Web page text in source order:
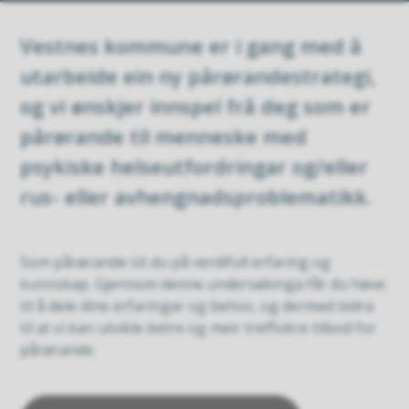
Vestnes kommune er i gang med å
utarbeide ein ny pårørandestrategi,
og vi ønskjer innspel frå deg som er
pårørande til menneske med
psykiske helseutfordringar og/eller
rus- eller avhengnadsproblematikk.
Som pårørande sit du på verdifull erfaring og
kunnskap. Gjennom denne undersøkinga får du høve
til å dele dine erfaringar og behov, og dermed bidra
til at vi kan utvikle betre og meir treffsikre tilbod for
pårørande.